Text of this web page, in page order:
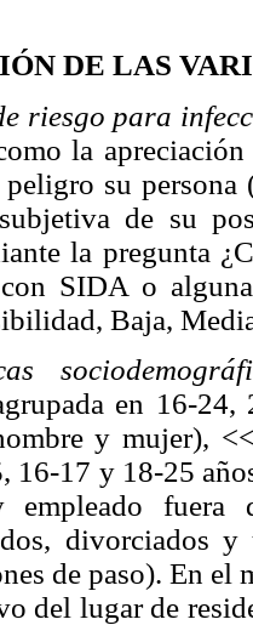
DE LAS
riesgo para
la
peligro su
subjetiva de su
la pregunta
SIDA o
Baja,
en 16-
y mujer),
16-17 y 18-25
empleado fuera
divorciados
de paso). En
del lugar de